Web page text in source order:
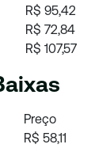
R$ 95,42
R$ 72,84
R$ 107,57
Preço
R$ 58,11